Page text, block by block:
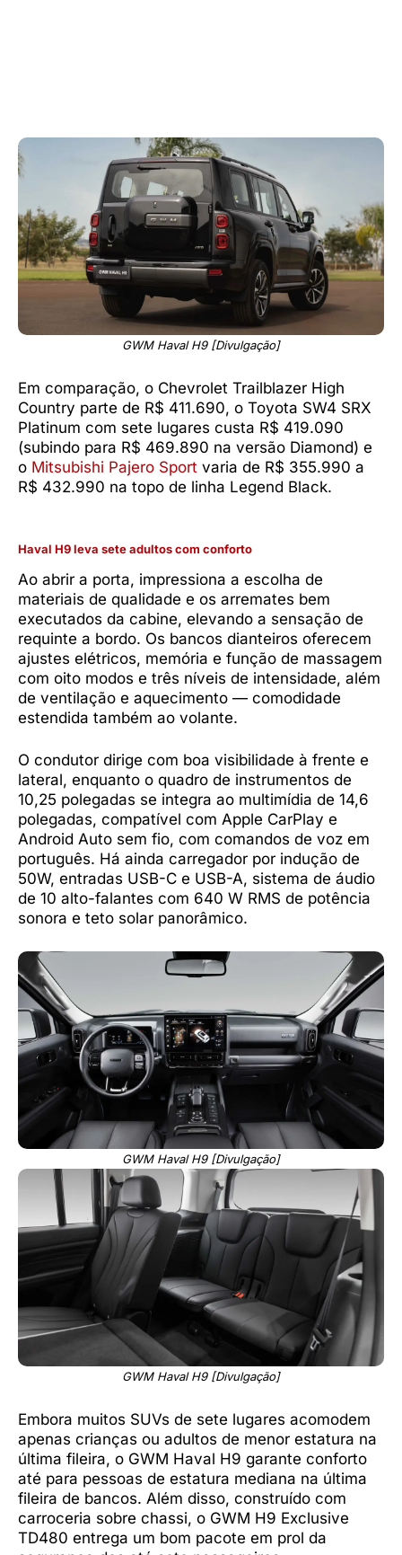
GWM Haval H9 [Divulgação]
Em comparação, o Chevrolet Trailblazer High
Country parte de R$ 411.690, o Toyota SW4 SRX
Platinum com sete lugares custa R$ 419.090
(subindo para R$ 469.890 na versão Diamond) e
o Mitsubishi Pajero Sport varia de R$ 355.990 a
R$ 432.990 na topo de linha Legend Black.
Haval H9 leva sete adultos com conforto
Ao abrir a porta, impressiona a escolha de
materiais de qualidade e os arremates bem
executados da cabine, elevando a sensação de
requinte a bordo. Os bancos dianteiros oferecem
ajustes elétricos, memória e função de massagem
com oito modos e três níveis de intensidade, além
de ventilação e aquecimento — comodidade
estendida também ao volante.
O condutor dirige com boa visibilidade à frente e
lateral, enquanto o quadro de instrumentos de
10,25 polegadas se integra ao multimídia de 14,6
polegadas, compatível com Apple CarPlay e
Android Auto sem fio, com comandos de voz em
português. Há ainda carregador por indução de
50W, entradas USB-C e USB-A, sistema de áudio
de 10 alto-falantes com 640 W RMS de potência
sonora e teto solar panorâmico.
GWM Haval H9 [Divulgação]
GWM Haval H9 [Divulgação]
Embora muitos SUVs de sete lugares acomodem
apenas crianças ou adultos de menor estatura na
última fileira, o GWM Haval H9 garante conforto
até para pessoas de estatura mediana na última
fileira de bancos. Além disso, construído com
carroceria sobre chassi, o GWM H9 Exclusive
TD480 entrega um bom pacote em prol da